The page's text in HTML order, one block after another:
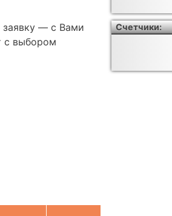
заявку — с Вами
с выбором
Счетчики: